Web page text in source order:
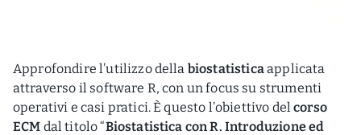
Approfondire l’utilizzo della biostatisticaapplicata
attraverso il software R, con un focus su strumenti
operativi e casi pratici. È questo l’obiettivo delcorso
ECM dal titolo “Biostatistica con R. Introduzione ed